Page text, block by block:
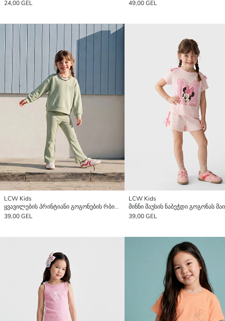
24,00 GEL 49,00 GEL
LCW Kids
ყვავილების პრინტიანი გოგონების რბილი შეხების სვიტერი და შარვალი
39,00 GEL
LCW Kids
39,00 GEL